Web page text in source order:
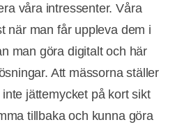
våra intressenter. Våra
när man får uppleva dem i
man göra digitalt och här
Att mässorna ställer
jättemycket på kort sikt
tillbaka och kunna göra